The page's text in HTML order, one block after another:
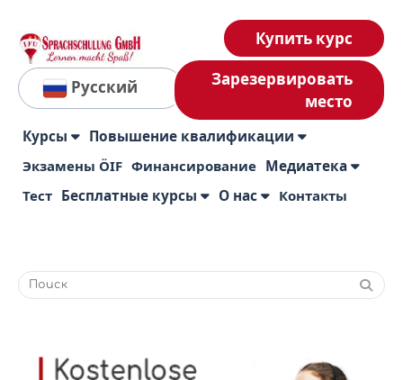
Русский
Купить курс
Зарезервировать
место
Курсы Повышение квалификации
Экзамены ÖIF Финансирование Медиатека
Тест Бесплатные курсы О нас Контакты